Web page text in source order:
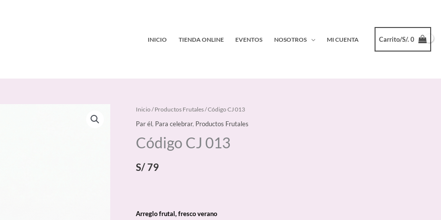
INICIO TIENDA ONLINE EVENTOS NOSOTROS MI CUENTA Carrito/S/.0
Inicio /Productos Frutales/ Código CJ 013
Par él, Para celebrar, Productos Frutales
Código CJ 013
S/ 79
Arreglo frutal, fresco verano
Código
CJ
cantidad